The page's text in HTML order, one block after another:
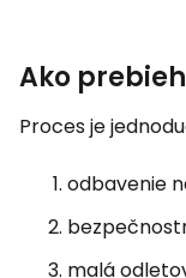
Ako
Proces je
odbavenie
malá